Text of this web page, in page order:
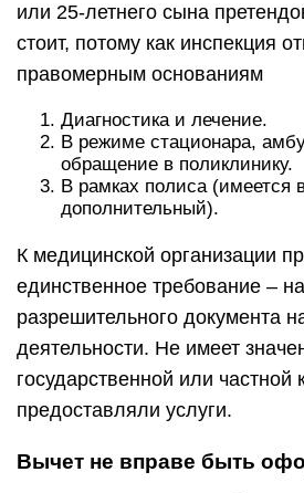
или 25-летнего сына
стоит, потому как инспекция
правомерным основаниям
Диагностика и лечение.
В режиме стационара,
обращение в поликлинику.
В рамках полиса
дополнительный).
К медицинской организации
единственное требование –
разрешительного документа
деятельности. Не имеет
государственной или частной
предоставляли услуги.
Вычет не вправе быть